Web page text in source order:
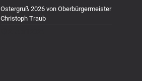
Ostergruß 2026 von Oberbürgermeister
Christoph Traub